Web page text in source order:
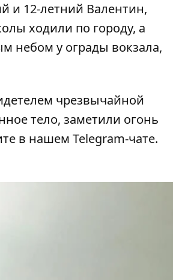
и 12-летний Валентин,
ходили по городу, а
небом у ограды вокзала,
чрезвычайной
тело, заметили огонь
в нашем Telegram-чате.